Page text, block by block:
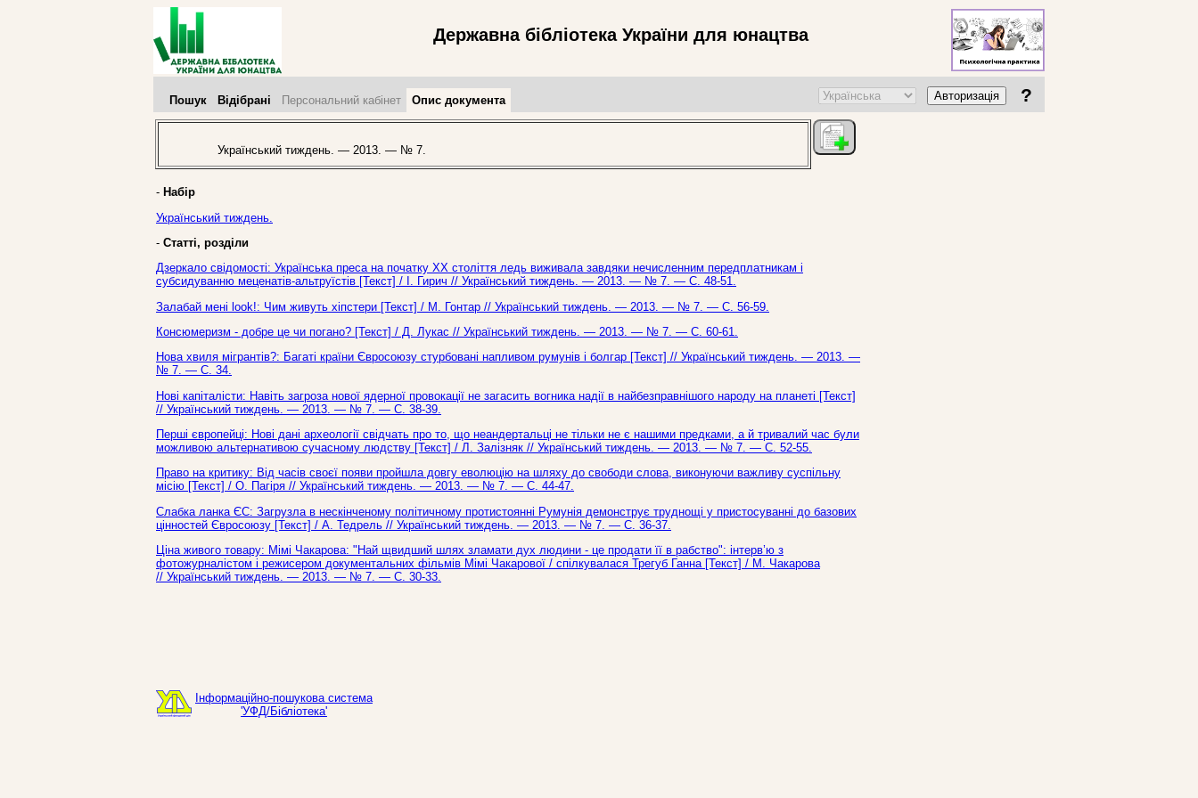
Державна бібліотека України для юнацтва
Пошук Відібрані Персональний кабінет Опис документа Авторизація ?
Український тиждень. — 2013. — № 7.
- Набір
Український тиждень.
- Статті, розділи
Дзеркало свідомості: Українська преса на початку ХХ століття ледь виживала завдяки нечисленним передплатникам і
субсидуванню меценатів-альтруїстів [Текст] / І. Гирич // Український тиждень. — 2013. — № 7. — С. 48-51.
Залабай мені look!: Чим живуть хіпстери [Текст] / М. Гонтар // Український тиждень. — 2013. — № 7. — С. 56-59.
Консюмеризм - добре це чи погано? [Текст] / Д. Лукас // Український тиждень. — 2013. — № 7. — С. 60-61.
Нова хвиля мігрантів?: Багаті країни Євросоюзу стурбовані напливом румунів і болгар [Текст] // Український тиждень. — 2013. —
№ 7. — С. 34.
Нові капіталісти: Навіть загроза нової ядерної провокації не загасить вогника надії в найбезправнішого народу на планеті [Текст]
// Український тиждень. — 2013. — № 7. — С. 38-39.
Перші європейці: Нові дані археології свідчать про то, що неандертальці не тільки не є нашими предками, а й тривалий час були
можливою альтернативою сучасному людству [Текст] / Л. Залізняк // Український тиждень. — 2013. — № 7. — С. 52-55.
Право на критику: Від часів своєї появи пройшла довгу еволюцію на шляху до свободи слова, виконуючи важливу суспільну
місію [Текст] / О. Пагіря // Український тиждень. — 2013. — № 7. — С. 44-47.
Слабка ланка ЄС: Загрузла в нескінченому політичному протистоянні Румунія демонструє труднощі у пристосуванні до базових
цінностей Євросоюзу [Текст] / А. Тедрель // Український тиждень. — 2013. — № 7. — С. 36-37.
Ціна живого товару: Мімі Чакарова: "Най щвидший шлях зламати дух людини - це продати її в рабство": інтерв’ю з
фотожурналістом і режисером документальних фільмів Мімі Чакарової / спілкувалася Трегуб Ганна [Текст] / М. Чакарова
// Український тиждень. — 2013. — № 7. — С. 30-33.
Інформаційно-пошукова система
'УФД/Бібліотека'